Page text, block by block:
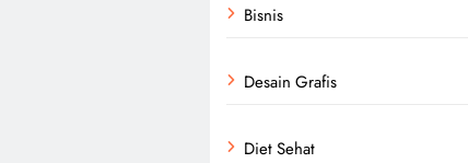
Bisnis
Desain Grafis
Diet Sehat